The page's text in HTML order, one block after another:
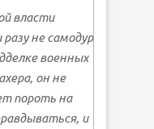
власти
не самодур
военных
он не
пороть на
и